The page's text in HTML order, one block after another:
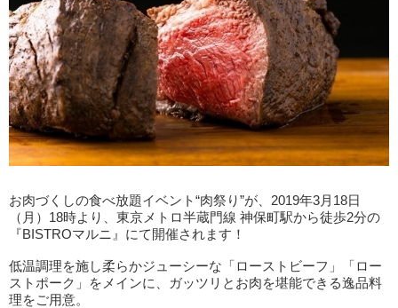
お肉づくしの食べ放題イベント“肉祭り”が、2019年3月18日
（月）18時より、東京メトロ半蔵門線 神保町駅から徒歩2分の
『BISTROマルニ』にて開催されます！
低温調理を施し柔らかジューシーな「ローストビーフ」「ロー
ストポーク」をメインに、ガッツリとお肉を堪能できる逸品料
理をご用意。